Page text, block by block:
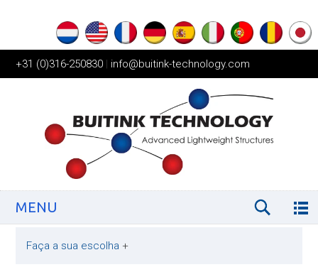
+31 (0)316-250830 | info@buitink-technology.com
MENU
Faça a sua escolha +